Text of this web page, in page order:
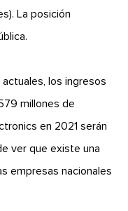
La posición
los ingresos
millones de
en 2021 serán
ver que existe una
empresas nacionales